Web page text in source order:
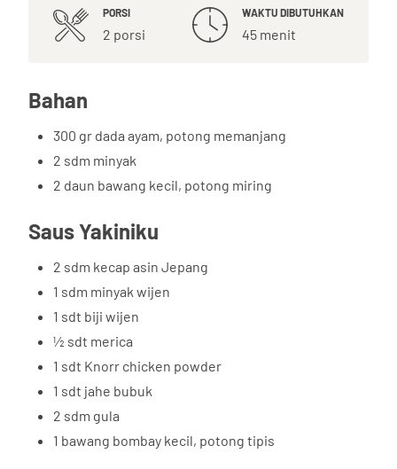
PORSI
2 porsi
WAKTU DIBUTUHKAN
45 menit
Bahan
300 gr dada ayam, potong memanjang
2 sdm minyak
2 daun bawang kecil, potong miring
Saus Yakiniku
2 sdm kecap asin Jepang
1 sdm minyak wijen
1 sdt biji wijen
½ sdt merica
1 sdt Knorr chicken powder
1 sdt jahe bubuk
2 sdm gula
1 bawang bombay kecil, potong tipis